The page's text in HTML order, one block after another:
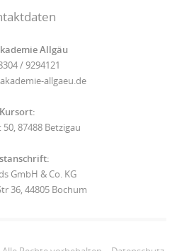
Allgäu
/ 9294121
allgaeu.de
Kursort:
87488 Betzigau
GmbH & Co. KG
36, 44805 Bochum